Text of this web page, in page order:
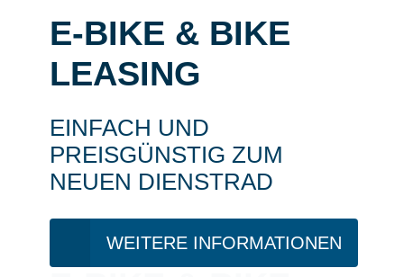
E-BIKE & BIKE
LEASING
EINFACH UND
PREISGÜNSTIG ZUM
NEUEN DIENSTRAD
WEITERE INFORMATIONEN